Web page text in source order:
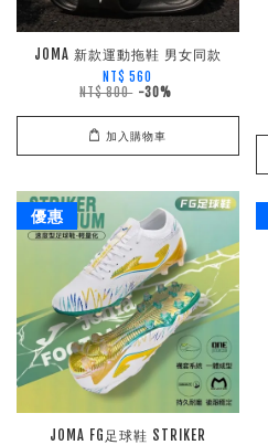
JOMA 新款運動拖鞋 男女同款
NT$ 560
NT$ 800 -30%
加入購物車
優惠
JOMA FG足球鞋 STRIKER